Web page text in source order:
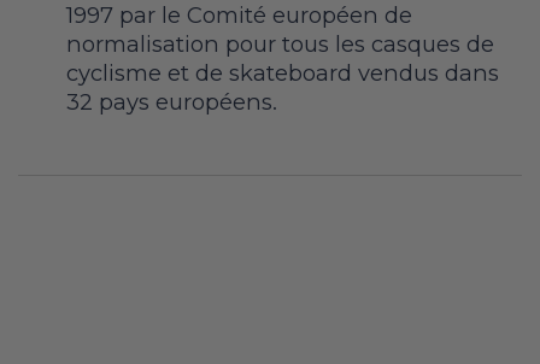
1997 par le Comité européen de
normalisation pour tous les casques de
cyclisme et de skateboard vendus dans
32 pays européens.